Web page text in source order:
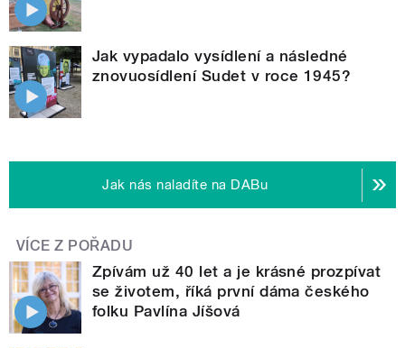
Jak vypadalo vysídlení a následné
znovuosídlení Sudet v roce 1945?
Jak nás naladíte na DABu
VÍCE Z POŘADU
Zpívám už 40 let a je krásné prozpívat
se životem, říká první dáma českého
folku Pavlína Jíšová